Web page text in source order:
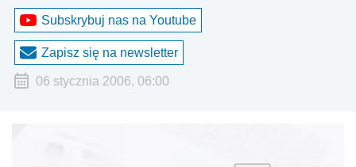
Subskrybuj nas na Youtube
Zapisz się na newsletter
06 stycznia 2006, 06:00